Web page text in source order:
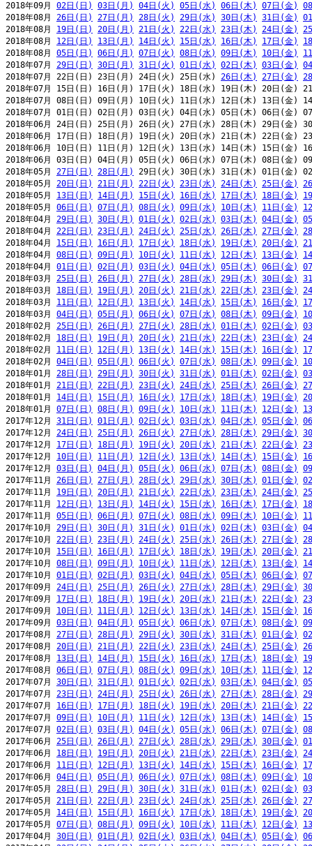
2018年09月 02日(日) 03日(月) 04日(火) 05日(水) 06日(木) 07日(金)
2018年08月 26日(日) 27日(月) 28日(火) 29日(水) 30日(木) 31日(金)
2018年08月 19日(日) 20日(月) 21日(火) 22日(水) 23日(木) 24日(金)
2018年08月 12日(日) 13日(月) 14日(火) 15日(水) 16日(木) 17日(金)
2018年08月 05日(日) 06日(月) 07日(火) 08日(水) 09日(木) 10日(金)
2018年07月 29日(日) 30日(月) 31日(火) 01日(水) 02日(木) 03日(金)
2018年07月 22日(日) 23日(月) 24日(火) 25日(水) 26日(木) 27日(金)
2018年07月 15日(日) 16日(月) 17日(火) 18日(水) 19日(木) 20日(金)
2018年07月 08日(日) 09日(月) 10日(火) 11日(水) 12日(木) 13日(金)
2018年07月 01日(日) 02日(月) 03日(火) 04日(水) 05日(木) 06日(金)
2018年06月 24日(日) 25日(月) 26日(火) 27日(水) 28日(木) 29日(金)
2018年06月 17日(日) 18日(月) 19日(火) 20日(水) 21日(木) 22日(金)
2018年06月 10日(日) 11日(月) 12日(火) 13日(水) 14日(木) 15日(金)
2018年06月 03日(日) 04日(月) 05日(火) 06日(水) 07日(木) 08日(金)
2018年05月 27日(日) 28日(月)
29日(火) 30日(水) 31日(木) 01日(金)
2018年05月 20日(日) 21日(月) 22日(火) 23日(水) 24日(木) 25日(金)
2018年05月 13日(日) 14日(月) 15日(火) 16日(水) 17日(木) 18日(金)
2018年05月 06日(日) 07日(月) 08日(火) 09日(水) 10日(木) 11日(金)
2018年04月 29日(日) 30日(月) 01日(火) 02日(水) 03日(木) 04日(金)
2018年04月 22日(日) 23日(月) 24日(火) 25日(水) 26日(木) 27日(金)
2018年04月 15日(日) 16日(月) 17日(火) 18日(水) 19日(木) 20日(金)
2018年04月 08日(日) 09日(月) 10日(火) 11日(水) 12日(木) 13日(金)
2018年04月 01日(日) 02日(月) 03日(火) 04日(水) 05日(木) 06日(金)
2018年03月 25日(日) 26日(月) 27日(火) 28日(水) 29日(木) 30日(金)
2018年03月 18日(日) 19日(月) 20日(火) 21日(水) 22日(木) 23日(金)
2018年03月 11日(日) 12日(月) 13日(火) 14日(水) 15日(木) 16日(金)
2018年03月 04日(日) 05日(月) 06日(火) 07日(水) 08日(木) 09日(金)
2018年02月 25日(日) 26日(月) 27日(火) 28日(水) 01日(木) 02日(金)
2018年02月 18日(日) 19日(月) 20日(火) 21日(水) 22日(木) 23日(金)
2018年02月 11日(日) 12日(月) 13日(火) 14日(水) 15日(木) 16日(金)
2018年02月 04日(日) 05日(月) 06日(火) 07日(水) 08日(木) 09日(金)
2018年01月 28日(日) 29日(月) 30日(火) 31日(水) 01日(木) 02日(金)
2018年01月 21日(日) 22日(月) 23日(火) 24日(水) 25日(木) 26日(金)
2018年01月 14日(日) 15日(月) 16日(火) 17日(水) 18日(木) 19日(金)
2018年01月 07日(日) 08日(月) 09日(火) 10日(水) 11日(木) 12日(金)
2017年12月 31日(日) 01日(月) 02日(火) 03日(水) 04日(木) 05日(金)
2017年12月 24日(日) 25日(月) 26日(火) 27日(水) 28日(木) 29日(金)
2017年12月 17日(日) 18日(月) 19日(火) 20日(水) 21日(木) 22日(金)
2017年12月 10日(日) 11日(月) 12日(火) 13日(水) 14日(木) 15日(金)
2017年12月 03日(日) 04日(月) 05日(火) 06日(水) 07日(木) 08日(金)
2017年11月 26日(日) 27日(月) 28日(火) 29日(水) 30日(木) 01日(金)
2017年11月 19日(日) 20日(月) 21日(火) 22日(水) 23日(木) 24日(金)
2017年11月 12日(日) 13日(月) 14日(火) 15日(水) 16日(木) 17日(金)
2017年11月 05日(日) 06日(月) 07日(火) 08日(水) 09日(木) 10日(金)
2017年10月 29日(日) 30日(月) 31日(火) 01日(水) 02日(木) 03日(金)
2017年10月 22日(日) 23日(月) 24日(火) 25日(水) 26日(木) 27日(金)
2017年10月 15日(日) 16日(月) 17日(火) 18日(水) 19日(木) 20日(金)
2017年10月 08日(日) 09日(月) 10日(火) 11日(水) 12日(木) 13日(金)
2017年10月 01日(日) 02日(月) 03日(火) 04日(水) 05日(木) 06日(金)
2017年09月 24日(日) 25日(月) 26日(火) 27日(水) 28日(木) 29日(金)
2017年09月 17日(日) 18日(月) 19日(火) 20日(水) 21日(木) 22日(金)
2017年09月 10日(日) 11日(月) 12日(火) 13日(水) 14日(木) 15日(金)
2017年09月 03日(日) 04日(月) 05日(火) 06日(水) 07日(木) 08日(金)
2017年08月 27日(日) 28日(月) 29日(火) 30日(水) 31日(木) 01日(金)
2017年08月 20日(日) 21日(月) 22日(火) 23日(水) 24日(木) 25日(金)
2017年08月 13日(日) 14日(月) 15日(火) 16日(水) 17日(木) 18日(金)
2017年08月 06日(日) 07日(月) 08日(火) 09日(水) 10日(木) 11日(金)
2017年07月 30日(日) 31日(月) 01日(火) 02日(水) 03日(木) 04日(金)
2017年07月 23日(日) 24日(月) 25日(火) 26日(水) 27日(木) 28日(金)
2017年07月 16日(日) 17日(月) 18日(火) 19日(水) 20日(木) 21日(金)
2017年07月 09日(日) 10日(月) 11日(火) 12日(水) 13日(木) 14日(金)
2017年07月 02日(日) 03日(月) 04日(火) 05日(水) 06日(木) 07日(金)
2017年06月 25日(日) 26日(月) 27日(火) 28日(水) 29日(木) 30日(金)
2017年06月 18日(日) 19日(月) 20日(火) 21日(水) 22日(木) 23日(金)
2017年06月 11日(日) 12日(月) 13日(火) 14日(水) 15日(木) 16日(金)
2017年06月 04日(日) 05日(月) 06日(火) 07日(水) 08日(木) 09日(金)
2017年05月 28日(日) 29日(月) 30日(火) 31日(水) 01日(木) 02日(金)
2017年05月 21日(日) 22日(月) 23日(火) 24日(水) 25日(木) 26日(金)
2017年05月 14日(日) 15日(月) 16日(火) 17日(水) 18日(木) 19日(金)
2017年05月 07日(日) 08日(月) 09日(火) 10日(水) 11日(木) 12日(金)
2017年04月 30日(日) 01日(月) 02日(火) 03日(水) 04日(木) 05日(金)